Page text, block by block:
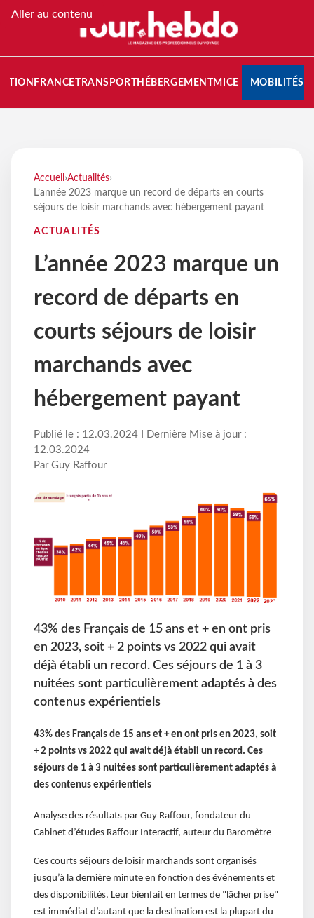
Aller au contenu
FRANCETRANSPORT HÉBERGEMENTMICE MOBILITÉS
Accueil ›Actualités›
L’année 2023 marque un record de départs en courts
séjours de loisir marchands avec hébergement payant
ACTUALITÉS
L’année 2023 marque un
record de départs en
courts séjours de loisir
marchands avec
hébergement payant
Publié le : 12.03.2024 I Dernière Mise à jour :
12.03.2024
Par Guy Raffour
43% des Français de 15 ans et + en ont pris
en 2023, soit + 2 points vs 2022 qui avait
déjà établi un record. Ces séjours de 1 à 3
nuitées sont particulièrement adaptés à des
contenus expérientiels
43% des Français de 15 ans et + en ont pris en 2023, soit
+ 2 points vs 2022 qui avait déjà établi un record. Ces
séjours de 1 à 3 nuitées sont particulièrement adaptés à
des contenus expérientiels
Analyse des résultats par Guy Raffour, fondateur du
Cabinet d’études Raffour Interactif, auteur du Baromètre
Ces courts séjours de loisir marchands sont organisés
jusqu’à la dernière minute en fonction des événements et
des disponibilités. Leur bienfait en termes de "lâcher prise"
est immédiat d’autant que la destination est la plupart du